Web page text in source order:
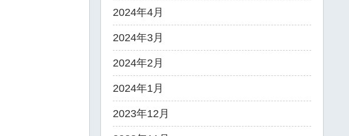
2024年4月
2024年3月
2024年2月
2024年1月
2023年12月